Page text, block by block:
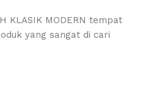
KLASIK MODERN tempat
yang sangat di cari